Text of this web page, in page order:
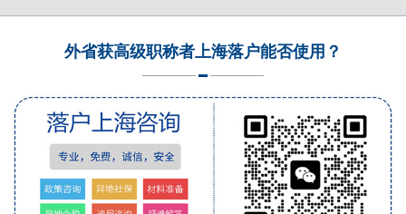
外省获高级职称者上海落户能否使用？